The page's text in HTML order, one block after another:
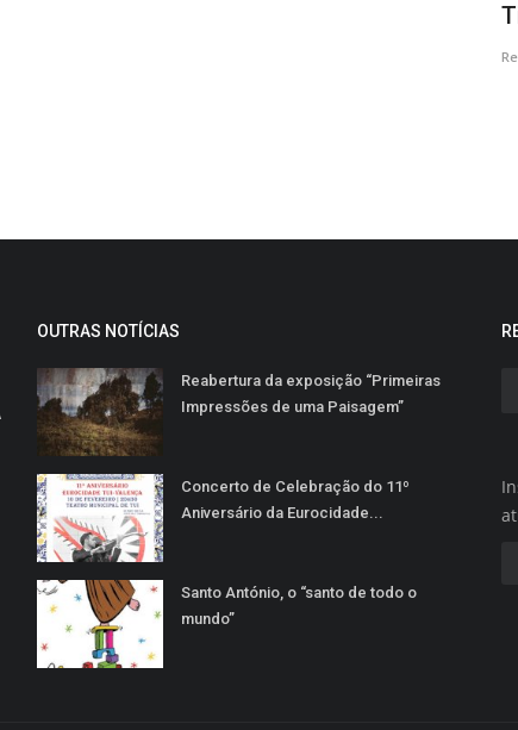
OUTRAS NOTÍCIAS
Reabertura da exposição “Primeiras
Impressões de uma Paisagem”
Concerto de Celebração do 11º
Aniversário da Eurocidade...
Santo António, o “santo de todo o
mundo”